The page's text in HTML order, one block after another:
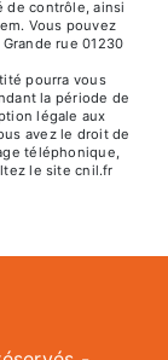
de contrôle, ainsi
Vous pouvez
rue 01230
pourra vous
la période de
légale aux
avez le droit de
téléphonique,
le site cnil.fr